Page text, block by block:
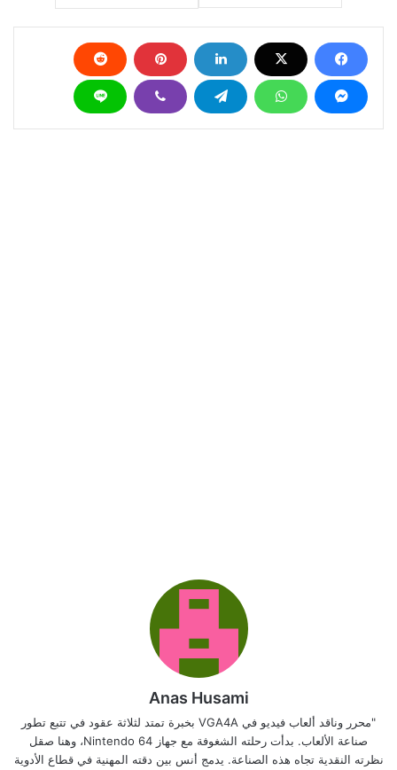
Anas Husami
"محرر وناقد ألعاب فيديو في VGA4A بخبرة تمتد لثلاثة عقود في تتبع تطور
صناعة الألعاب. بدأت رحلته الشغوفة مع جهاز Nintendo 64، وهنا صقل
نظرته النقدية تجاه هذه الصناعة. يدمج أنس بين دقته المهنية في قطاع الأدوية